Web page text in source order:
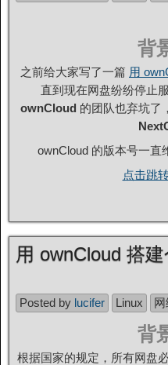
背
之前给大家写了一篇 用
直到现在网盘纷纷停止
ownCloud 的团队也弃坑了
ownCloud 的版本号一
点击跳
用 ownCloud 搭
Posted by lucifer Linux 网
背
根据国家的规定，所有网盘